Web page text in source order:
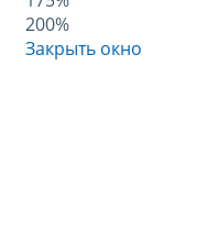
200%
Закрыть окно